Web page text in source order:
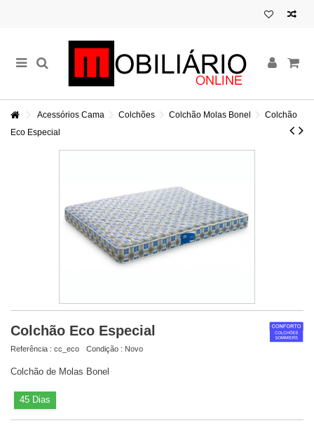
Acessórios Cama Colchões Colchão Molas Bonel
Colchão
Eco Especial
Colchão Eco Especial
Referência : cc_eco Condição : Novo
Colchão de Molas Bonel
45 Dias